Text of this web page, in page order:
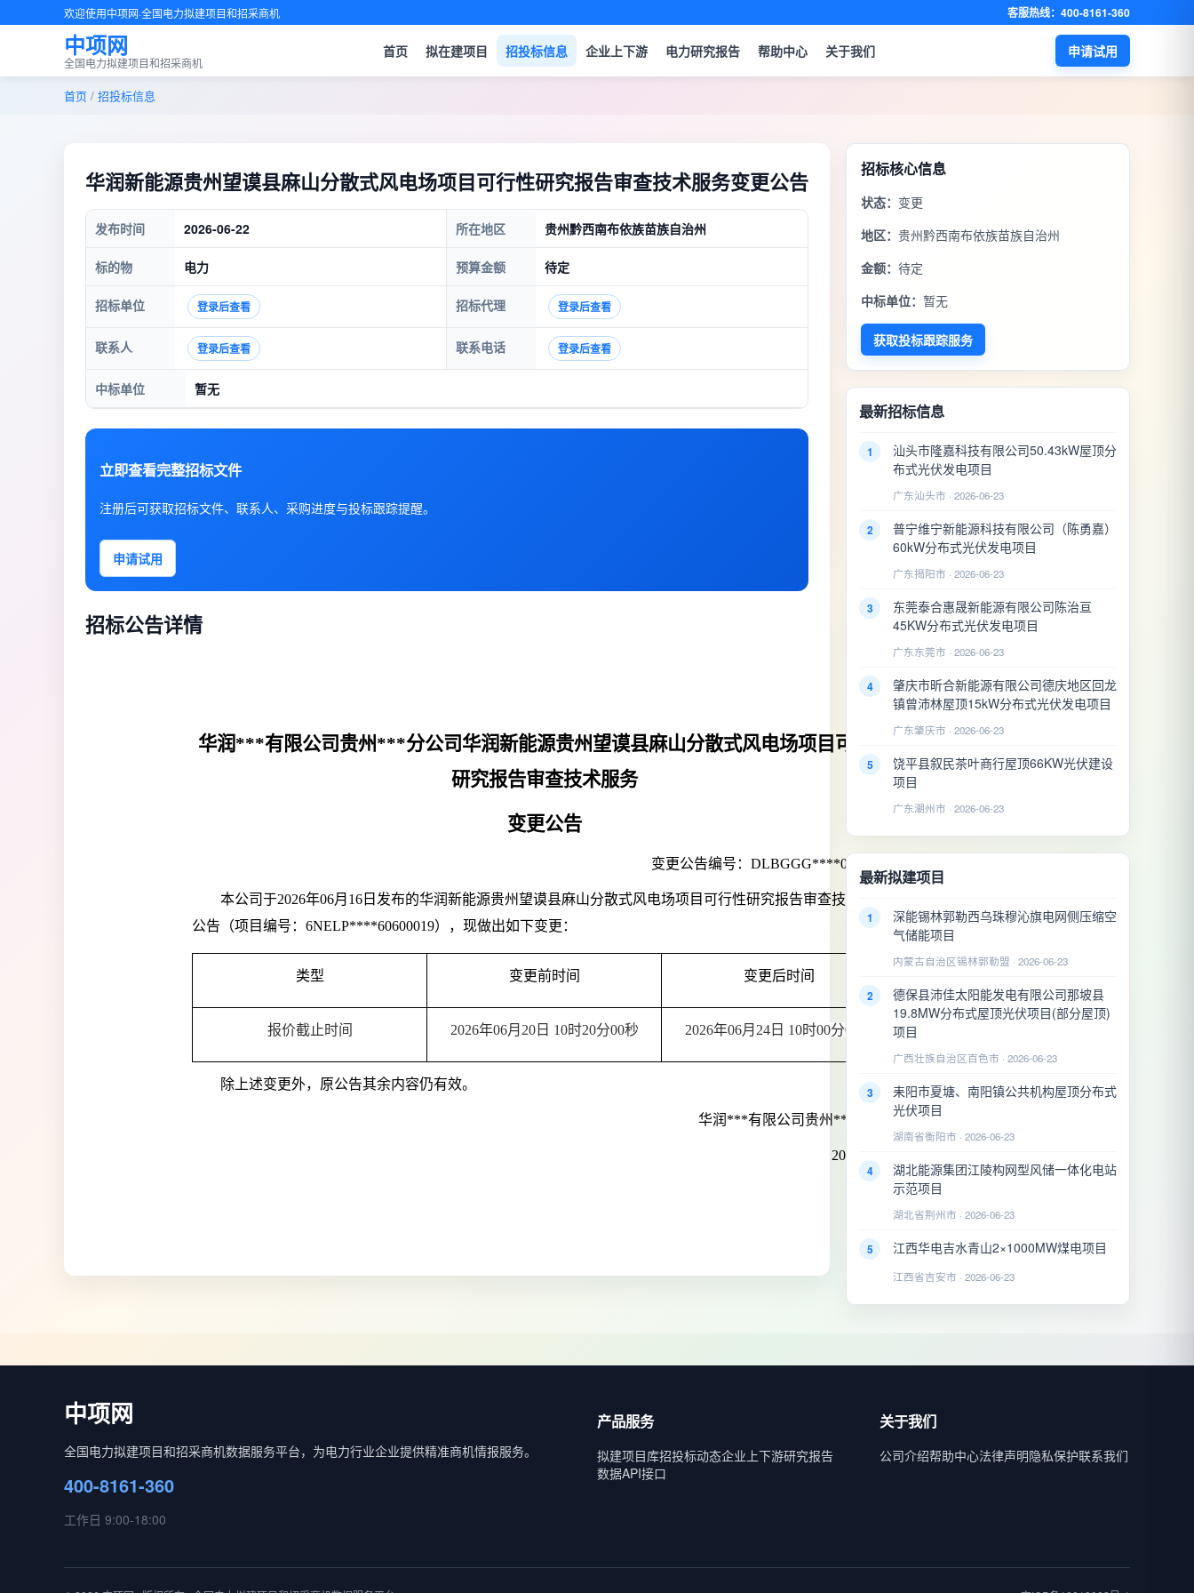
欢迎使用中项网·全国电力拟建项目和招采商机 客服热线：400-8161-360
中项网
全国电力拟建项目和招采商机
首页 拟在建项目 招投标信息 企业上下游 电力研究报告 帮助中心 关于我们 申请试用
首页 / 招投标信息
华润新能源贵州望谟县麻山分散式风电场项目可行性研究报告审查技术服务变更公告
发布时间 2026-06-22 所在地区 贵州黔西南布依族苗族自治州
标的物 电力 预算金额 待定
招标单位 登录后查看 招标代理 登录后查看
联系人 登录后查看 联系电话 登录后查看
中标单位 暂无
立即查看完整招标文件
注册后可获取招标文件、联系人、采购进度与投标跟踪提醒。
申请试用
招标公告详情
华润***有限公司贵州***分公司华润新能源贵州望谟县麻山分散式风电场项目可行性
研究报告审查技术服务
变更公告
变更公告编号：DLBGGG****06220060
本公司于2026年06月16日发布的华润新能源贵州望谟县麻山分散式风电场项目可行性研究报告审查技术服务
公告（项目编号： 6NELP****60600019），现做出如下变更：
类型 变更前时间 变更后时间
报价截止时间 2026年06月20日 10时20分00秒 2026年06月24日 10时00分00秒
除上述变更外，原公告其余内容仍有效。
华润***有限公司贵州***分公司
2026-06-22
招标核心信息
状态： 变更
地区： 贵州黔西南布依族苗族自治州
金额： 待定
中标单位： 暂无
获取投标跟踪服务
最新招标信息
1
汕头市隆嘉科技有限公司50.43kW屋顶分
布式光伏发电项目
广东汕头市 · 2026-06-23
2
普宁维宁新能源科技有限公司（陈勇嘉）
60kW分布式光伏发电项目
广东揭阳市 · 2026-06-23
3
东莞泰合惠晟新能源有限公司陈治亘
45KW分布式光伏发电项目
广东东莞市 · 2026-06-23
4
肇庆市昕合新能源有限公司德庆地区回龙
镇曾沛林屋顶15kW分布式光伏发电项目
广东肇庆市 · 2026-06-23
5
饶平县叙民茶叶商行屋顶66KW光伏建设
项目
广东潮州市 · 2026-06-23
最新拟建项目
1
深能锡林郭勒西乌珠穆沁旗电网侧压缩空
气储能项目
内蒙古自治区锡林郭勒盟 · 2026-06-23
2
德保县沛佳太阳能发电有限公司那坡县
19.8MW分布式屋顶光伏项目(部分屋顶)
项目
广西壮族自治区百色市 · 2026-06-23
3
耒阳市夏塘、南阳镇公共机构屋顶分布式
光伏项目
湖南省衡阳市 · 2026-06-23
4
湖北能源集团江陵构网型风储一体化电站
示范项目
湖北省荆州市 · 2026-06-23
5 江西华电吉水青山2×1000MW煤电项目
江西省吉安市 · 2026-06-23
中项网
全国电力拟建项目和招采商机数据服务平台，为电力行业企业提供精准商机情报服务。
400-8161-360
工作日 9:00-18:00
产品服务
拟建项目库招投标动态企业上下游研究报告
数据API接口
关于我们
公司介绍帮助中心法律声明隐私保护联系我们